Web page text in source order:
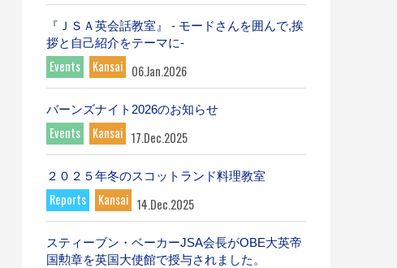
『ＪＳＡ英会話教室』 - モードさんを囲んで,挨
拶と自己紹介をテーマに-
Events Kansai 06.Jan.2026
バーンズナイト2026のお知らせ
Events Kansai 17.Dec.2025
２０２５年冬のスコットランド料理教室
Reports Kansai 14.Dec.2025
スティーブン・ベーカーJSA会長がOBE大英帝
国勲章を英国大使館で授与されました。